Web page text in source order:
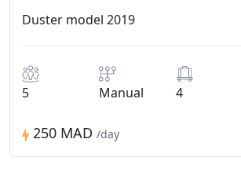
Duster model 2019
5 Manual 4
250 MAD /day